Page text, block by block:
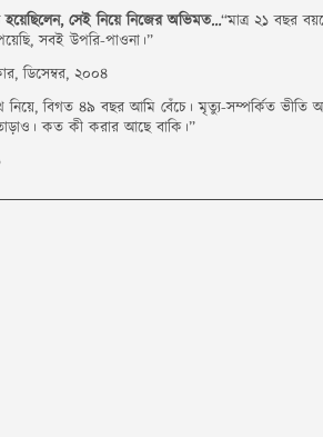
সেই নিয়ে নিজের অভিমত…“মাত্র ২১ বছর
সবই উপরি-পাওনা।”
ডিসেম্বর, ২০০৪
নিয়ে, বিগত ৪৯ বছর আমি বেঁচে। মৃত্যু-সম্পর্কিত ভীতি
কত কী করার আছে বাকি।”